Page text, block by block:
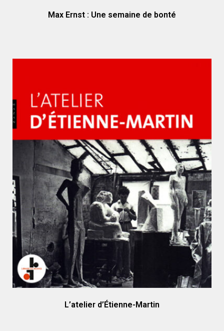
Max Ernst : Une semaine de bonté
L’atelier d’Étienne-Martin